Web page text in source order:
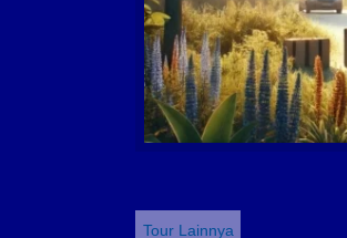
Tour Lainnya